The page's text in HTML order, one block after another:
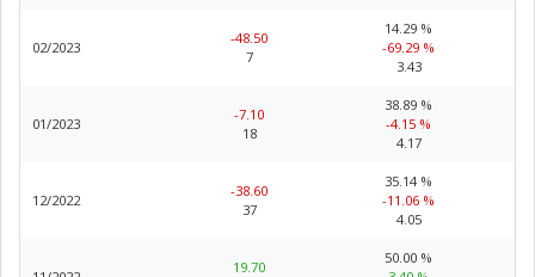
02/2023
-48.50
7
14.29 %
-69.29 %
3.43
01/2023
-7.10
18
38.89 %
-4.15 %
4.17
12/2022
-38.60
37
35.14 %
-11.06 %
4.05
19.70
50.00 %